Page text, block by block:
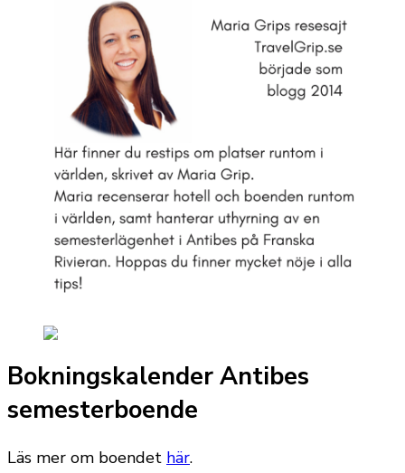
Bokningskalender Antibes
semesterboende
Läs mer om boendet här.